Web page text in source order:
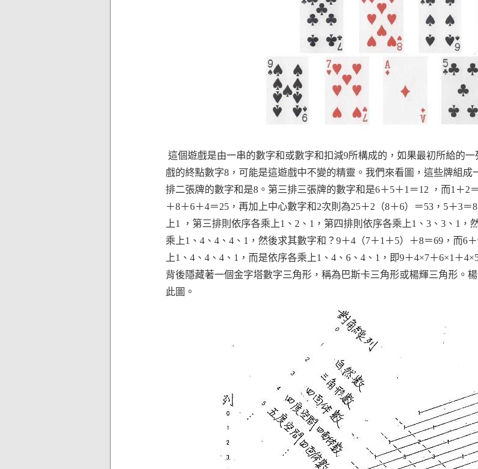
這個遊戲是由一串的數字和或數字和扣減9所構成的，如果最初所給的
戲的終點數字8，可能是這遊戲中不變的精靈。我們來看圖，這些牌組
排二張牌的數字和是8。第三排三張牌的數字和是6＋5＋1＝12 ，而1＋2
＋8＋6＋4＝25，再加上中心數字和2次則為25＋2（8＋6）＝53，5＋3
上1 ，第三排則依序各乘上1、2、1，第四排則依序各乘上1、3、3、1
乘上1、4、4、4、1，然後求其數字和？9＋4（7＋1＋5）＋8＝69，而6
上1、4、4、4、1，而是依序各乘上1、4、6、4、1，即9＋4×7＋6×1＋
背後隱藏著一個金字塔數字三角形，稱為巴斯卡三角形或楊輝三角形。
此圖。